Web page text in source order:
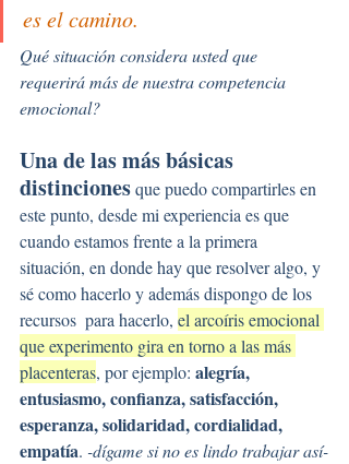
es el camino.
Qué situación considera usted que
requerirá más de nuestra competencia
emocional?
Una de las más básicas
distinciones que puedo compartirles en
este punto, desde mi experiencia es que
cuando estamos frente a la primera
situación, en donde hay que resolver algo, y
sé como hacerlo y además dispongo de los
recursos  para hacerlo, el arcoíris emocional
que experimento gira en torno a las más
placenteras, por ejemplo: alegría,
entusiasmo, confianza, satisfacción,
esperanza, solidaridad, cordialidad,
empatía. -dígame si no es lindo trabajar así-